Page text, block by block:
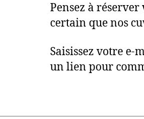
Pensez à
certain que nos
Saisissez votre e-
un lien pour